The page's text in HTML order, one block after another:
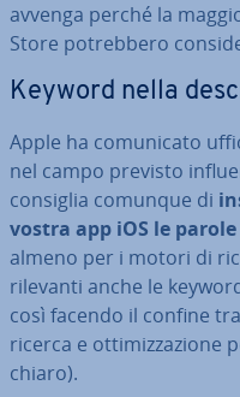
avvenga perché la
Store po­treb­be­ro
Keyword nella
Apple ha co­mu­ni­ca­to
nel campo previsto
consiglia comunque di
vostra app iOS le
almeno per i motori di
rilevanti anche le
così facendo il confine
ricerca e ot­ti­miz­za­zio­ne
chiaro).